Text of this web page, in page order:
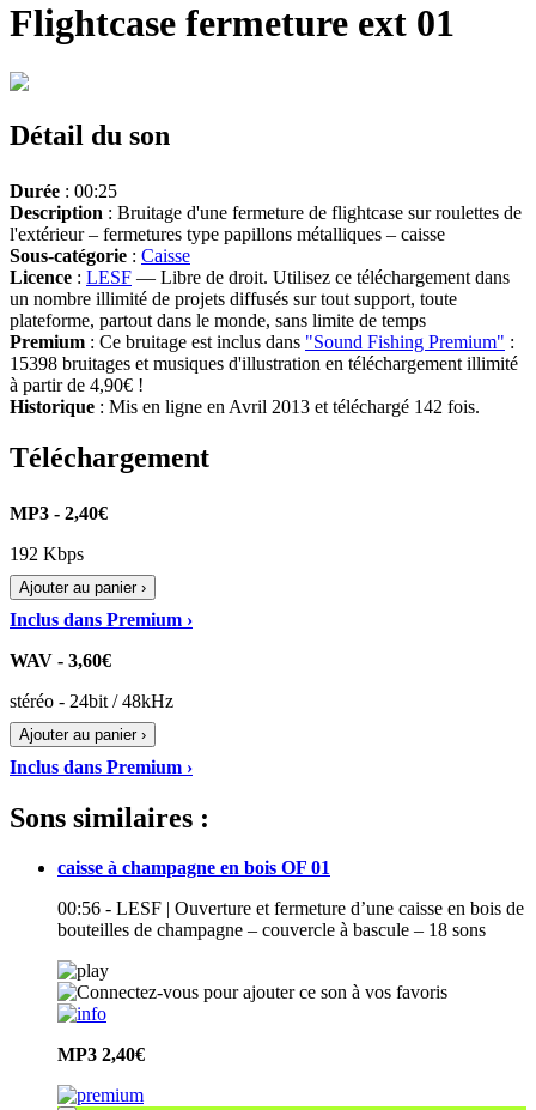
Flightcase fermeture ext 01
Détail du son
Durée : 00:25
Description : Bruitage d'une fermeture de flightcase sur roulettes de
l'extérieur – fermetures type papillons métalliques – caisse
Sous-catégorie : Caisse
Licence : LESF — Libre de droit. Utilisez ce téléchargement dans
un nombre illimité de projets diffusés sur tout support, toute
plateforme, partout dans le monde, sans limite de temps
Premium : Ce bruitage est inclus dans "Sound Fishing Premium" :
15398 bruitages et musiques d'illustration en téléchargement illimité
à partir de 4,90€ !
Historique : Mis en ligne en Avril 2013 et téléchargé 142 fois.
Téléchargement
MP3 - 2,40€
192 Kbps
Ajouter au panier ›
Inclus dans Premium ›
WAV - 3,60€
stéréo - 24bit / 48kHz
Ajouter au panier ›
Inclus dans Premium ›
Sons similaires :
caisse à champagne en bois OF 01
00:56 - LESF | Ouverture et fermeture d’une caisse en bois de
bouteilles de champagne – couvercle à bascule – 18 sons
MP3 2,40€